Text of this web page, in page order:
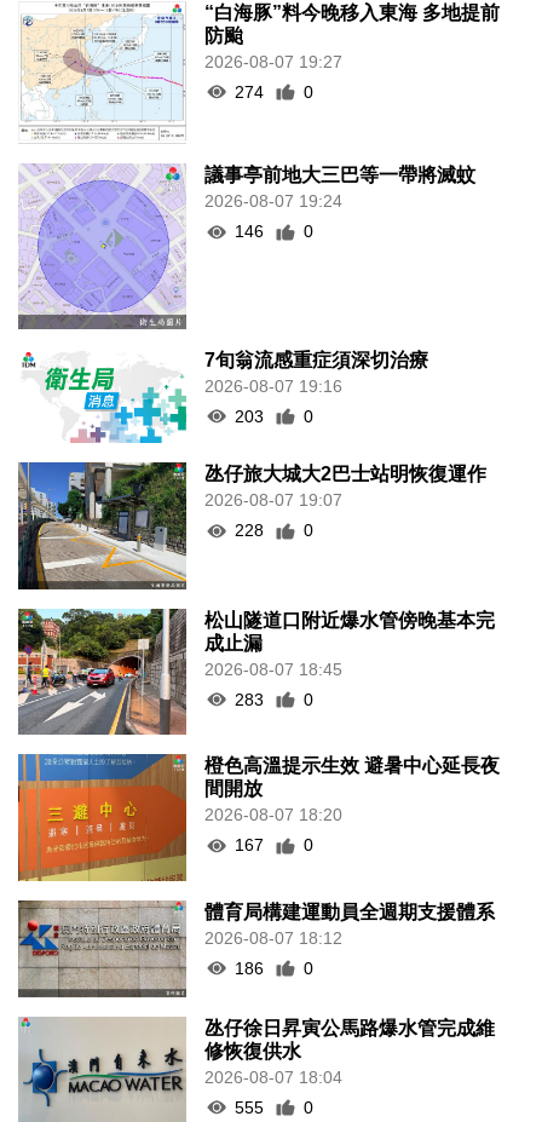
“白海豚”料今晚移入東海 多地提前
防颱
2026-08-07 19:27
274
0
議事亭前地大三巴等一帶將滅蚊
2026-08-07 19:24
146
0
7旬翁流感重症須深切治療
2026-08-07 19:16
203
0
氹仔旅大城大2巴士站明恢復運作
2026-08-07 19:07
228
0
松山隧道口附近爆水管傍晚基本完
成止漏
2026-08-07 18:45
283
0
橙色高溫提示生效 避暑中心延長夜
間開放
2026-08-07 18:20
167
0
體育局構建運動員全週期支援體系
2026-08-07 18:12
186
0
氹仔徐日昇寅公馬路爆水管完成維
修恢復供水
2026-08-07 18:04
555
0